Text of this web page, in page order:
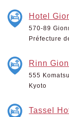
Hotel
570-89
Préfecture
Rinn
555
Kyoto
Tassel